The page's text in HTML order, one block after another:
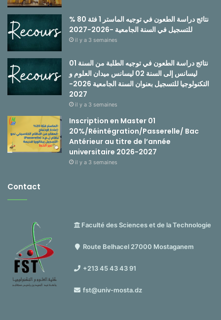
نتائج دراسة الطعون في توجيه الماستر 1 فئة 80 %
للتسجيل في السنة الجامعية -2026-2027
il y a 3 semaines
نتائج دراسة الطعون في توجيه الطلبة من السنة 01
ليسانس إلى السنة 02 ليسانس ميدان العلوم و
التكنولوجيا للتسجيل بعنوان السنة الجامعية 2026-
2027
il y a 3 semaines
Inscription en Master 01
20%/Réintégration/Passerelle/ Bac
Antérieur au titre de l’année
universitaire 2026-2027
il y a 3 semaines
Contact
Faculté des Sciences et de la Technologie
Route Belhacel 27000 Mostaganem
+213 45 43 43 91
fst@univ-mosta.dz